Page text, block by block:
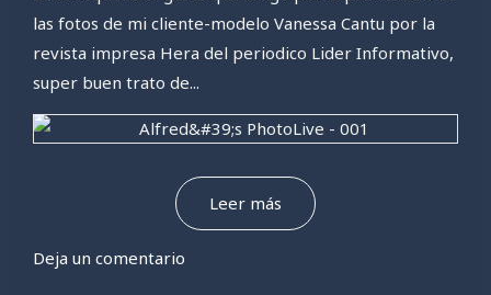
las fotos de mi cliente-modelo Vanessa Cantu por la
revista impresa Hera del periodico Lider Informativo,
super buen trato de...
Leer más
Deja un comentario